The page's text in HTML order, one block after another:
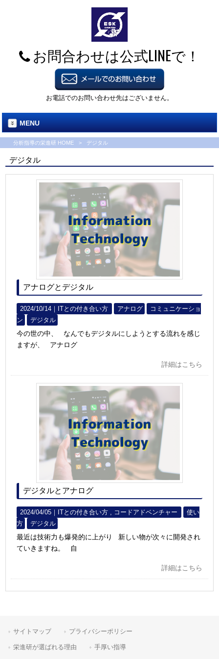
お問合わせは公式LINEで！
お電話でのお問い合わせ先はございません。
MENU
分析指導の栄進研 HOME > デジタル
デジタル
アナログとデジタル
2024/10/14｜ ITとの付き合い方 アナログ
コミュニケーショ
ン
デジタル
今の世の中、 なんでもデジタルにしようとする流れを感じ
ますが、 アナログ
詳細はこちら
デジタルとアナログ
2024/04/05｜ ITとの付き合い方 コードアドベンチャー
使い
方
デジタル
最近は技術力も爆発的に上がり 新しい物が次々に開発され
ていきますね。 自
詳細はこちら
サイトマップ プライバシーポリシー
栄進研が選ばれる理由 手厚い指導